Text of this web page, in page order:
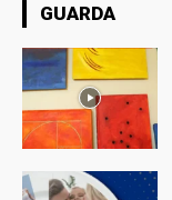
GUARDA